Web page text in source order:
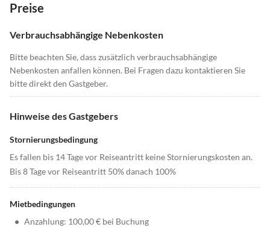
Preise
Verbrauchsabhängige Nebenkosten
Bitte beachten Sie, dass zusätzlich verbrauchsabhängige
Nebenkosten anfallen können. Bei Fragen dazu kontaktieren Sie
bitte direkt den Gastgeber.
Hinweise des Gastgebers
Stornierungsbedingung
Es fallen bis 14 Tage vor Reiseantritt keine Stornierungskosten an.
Bis 8 Tage vor Reiseantritt 50% danach 100%
Mietbedingungen
• Anzahlung: 100,00 € bei Buchung